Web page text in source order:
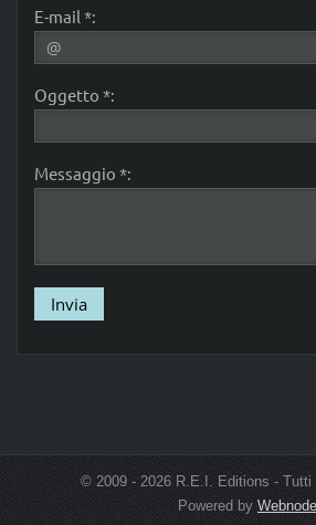
E-mail *:
Oggetto *:
Messaggio *:
© 2009 - 2026 R.E.I. Editions - Tutti
Powered by Webnode